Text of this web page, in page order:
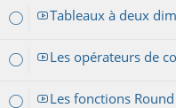
Tableaux à deux
Les opérateurs de
Les fonctions